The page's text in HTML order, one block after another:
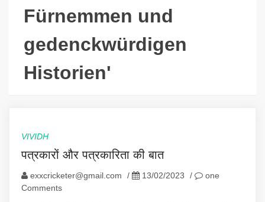
Fürnemmen und
gedenckwürdigen
Historien'
VIVIDH
पत्रकारों और पत्रकारिता की बात
exxcricketer@gmail.com / 13/02/2023 /
one
Comments